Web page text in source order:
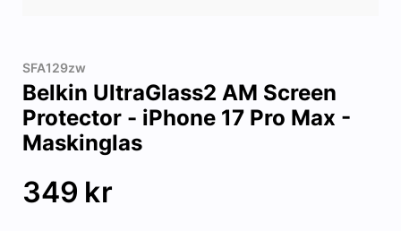
SFA129zw
Belkin UltraGlass2 AM Screen
Protector - iPhone 17 Pro Max -
Maskinglas
349 kr